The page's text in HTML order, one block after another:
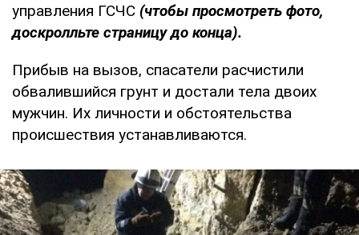
управления ГСЧС (чтобы просмотреть фото,
доскролльте страницу до конца).
Прибыв на вызов, спасатели расчистили
обвалившийся грунт и достали тела двоих
мужчин. Их личности и обстоятельства
происшествия устанавливаются.